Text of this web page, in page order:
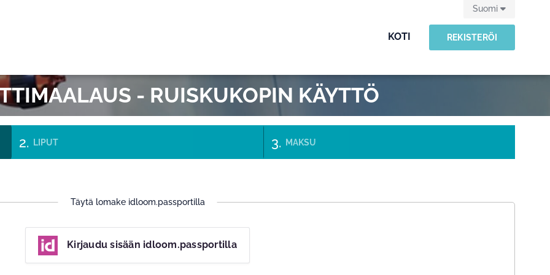
KOTI REKISTERÖI
Suomi
- RUISKUKOPIN KÄYTTÖ
LIPUT MAKSU
Täytä lomake idloom.passportilla
Kirjaudu sisään idloom.passportilla